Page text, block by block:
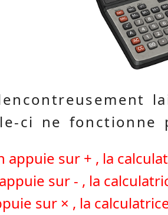
ci ne fonctionne
appuie sur + , la
sur - , la
sur × , la